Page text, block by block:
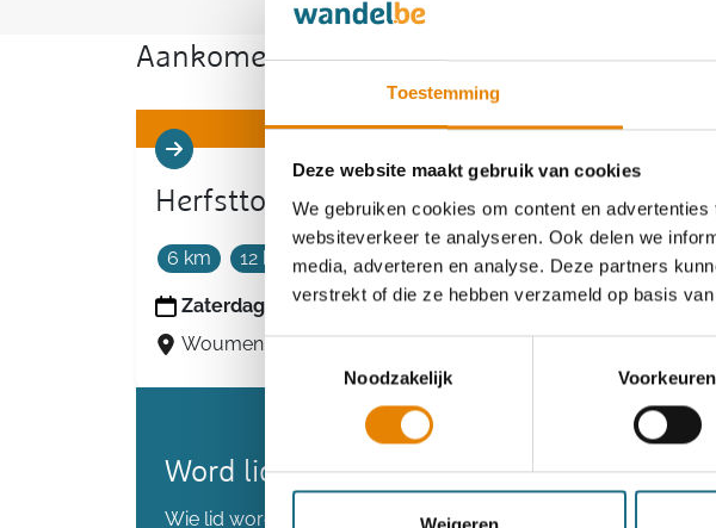
Toestemming
Deze website maakt gebruik van cookies
We gebruiken cookies om content en
websiteverkeer te analyseren. Ook delen we
media, adverteren en analyse. Deze partners
verstrekt of die ze hebben verzameld op basis
Noodzakelijk
Voorkeuren
Weigeren
Aankomende wandeltochten van deze
Herfsttocht
6 km 12 km 18 km
Zaterdag 7 november 2026
Woumen (Diksmuide), West-Vlaanderen
Word lid en maak kans op een
Wie lid wordt voordat we de 80.000 leden bereiken kan kans